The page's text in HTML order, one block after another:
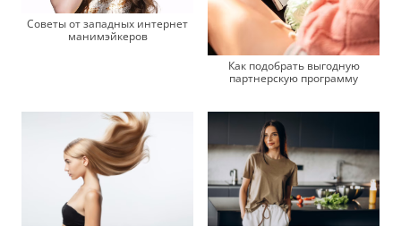
Советы от западных интернет
манимэйкеров
Как подобрать выгодную
партнерскую программу